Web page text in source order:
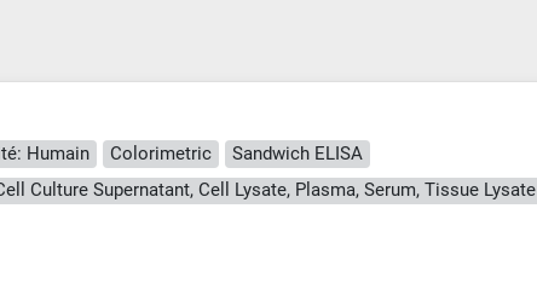
Humain Colorimetric
Sandwich ELISA
Culture Supernatant, Cell Lysate, Plasma, Serum, Tissue Lysate